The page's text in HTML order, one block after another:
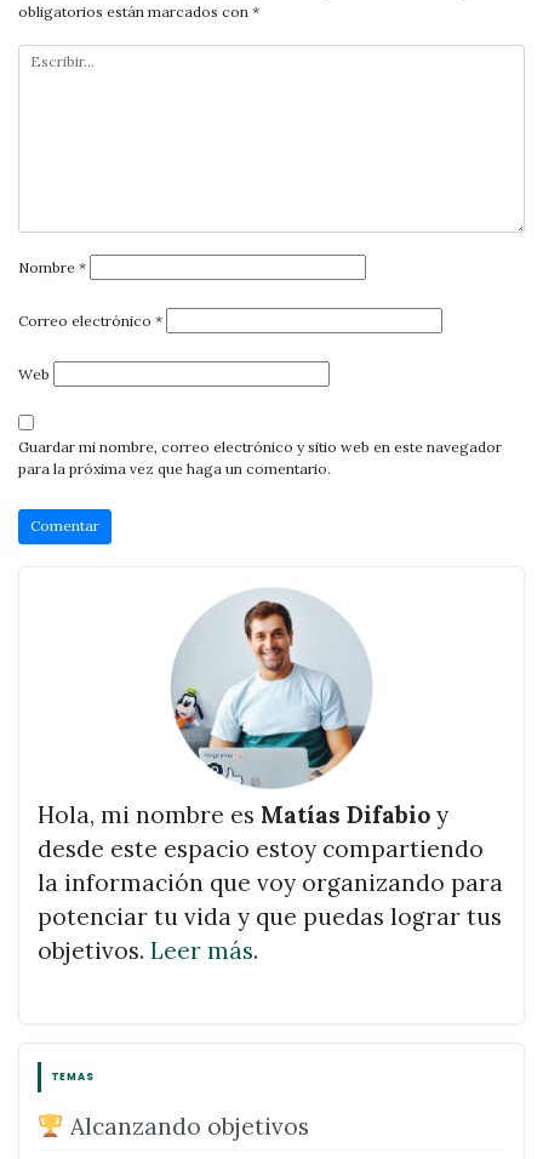
obligatorios están marcados con *
Nombre *
Correo electrónico *
Web
Guardar mi nombre, correo electrónico y sitio web en este navegador
para la próxima vez que haga un comentario.
Hola, mi nombre es Matías Difabio y
desde este espacio estoy compartiendo
la información que voy organizando para
potenciar tu vida y que puedas lograr tus
objetivos. Leer más.
TEMAS
Alcanzando objetivos